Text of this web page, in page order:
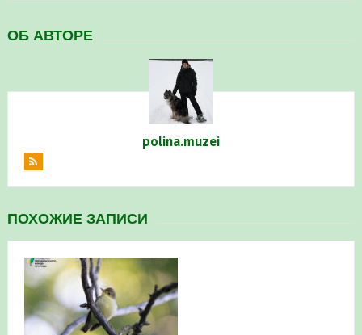
ОБ АВТОРЕ
polina.muzei
ПОХОЖИЕ ЗАПИСИ